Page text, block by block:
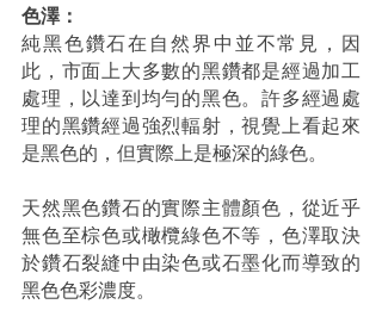
色澤：
純黑色鑽石在自然界中並不常見，因
此，市面上大多數的黑鑽都是經過加工
處理，以達到均勻的黑色。許多經過處
理的黑鑽經過強烈輻射，視覺上看起來
是黑色的，但實際上是極深的綠色。
天然黑色鑽石的實際主體顏色，從近乎
無色至棕色或橄欖綠色不等，色澤取決
於鑽石裂縫中由染色或石墨化而導致的
黑色色彩濃度。